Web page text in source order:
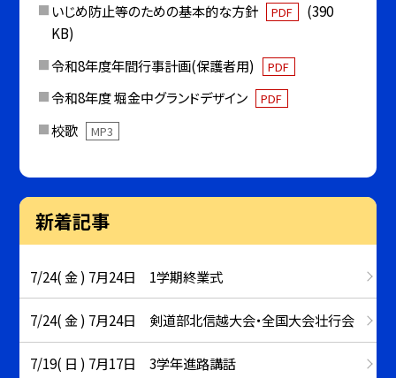
いじめ防止等のための基本的な方針
PDF
(390
KB)
令和8年度年間行事計画(保護者用)
PDF
令和8年度 堀金中グランドデザイン PDF
校歌 MP3
新着記事
7/24( 金 ) 7月24日 1学期終業式
7/24( 金 ) 7月24日 剣道部北信越大会・全国大会壮行会
7/19( 日 ) 7月17日 3学年進路講話